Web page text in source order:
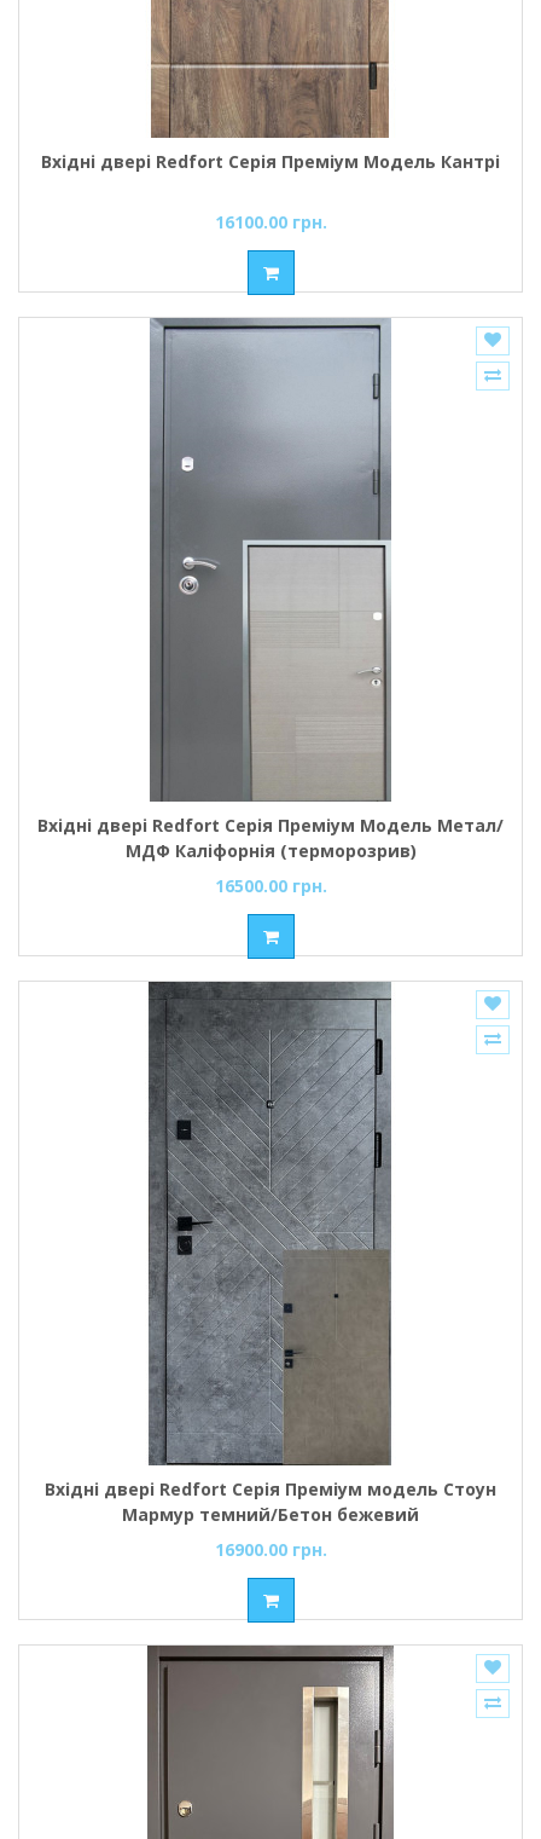
Вхідні двері Redfort Серія Преміум Модель Кантрі
16100.00 грн.
Вхідні двері Redfort Серія Преміум Модель Метал/
МДФ Каліфорнія (терморозрив)
16500.00 грн.
Вхідні двері Redfort Серія Преміум модель Стоун
Мармур темний/Бетон бежевий
16900.00 грн.